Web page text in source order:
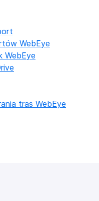
WebEye
WebEye
tras WebEye